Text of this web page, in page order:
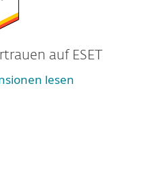
auf ESET
lesen